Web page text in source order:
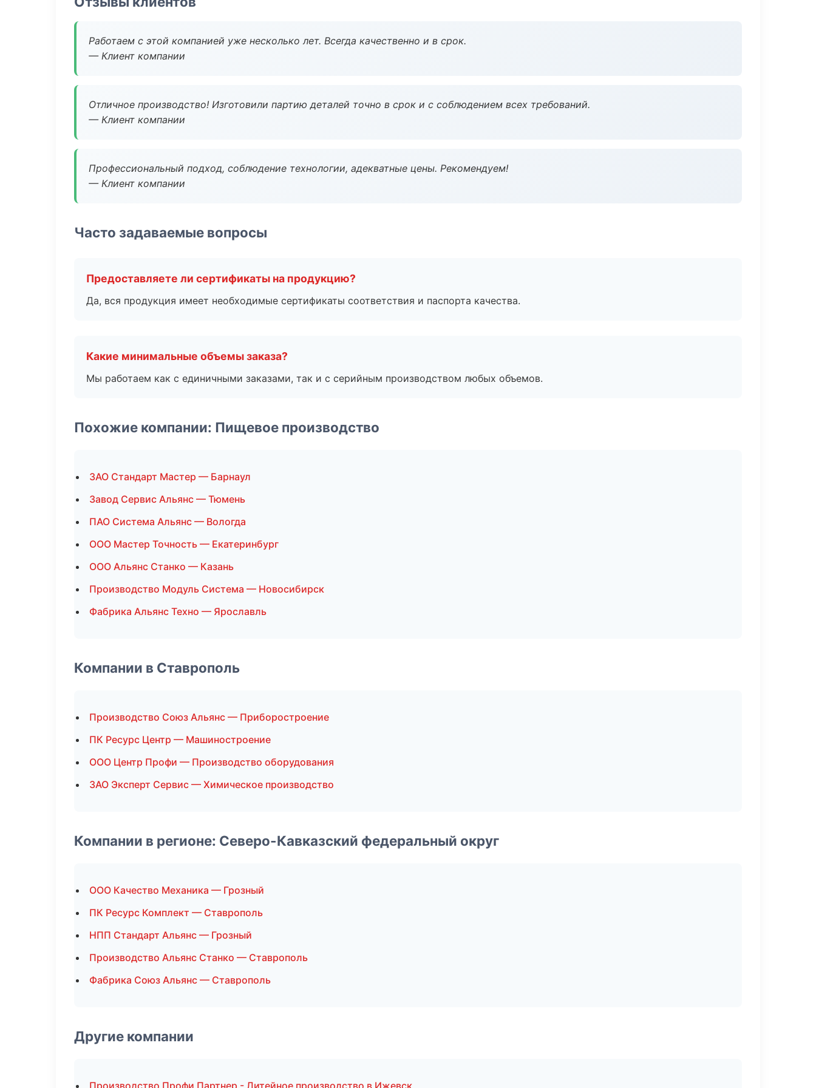
Работаем с этой компанией уже несколько лет. Всегда качественно и в срок.
— Клиент компании
Отличное производство! Изготовили партию деталей точно в срок и с соблюдением всех требований.
— Клиент компании
Профессиональный подход, соблюдение технологии, адекватные цены. Рекомендуем!
— Клиент компании
Часто задаваемые вопросы
Предоставляете ли сертификаты на продукцию?
Да, вся продукция имеет необходимые сертификаты соответствия и паспорта качества.
Какие минимальные объемы заказа?
Мы работаем как с единичными заказами, так и с серийным производством любых объемов.
Похожие компании: Пищевое производство
ЗАО Стандарт Мастер — Барнаул
Завод Сервис Альянс — Тюмень
ПАО Система Альянс — Вологда
ООО Мастер Точность — Екатеринбург
ООО Альянс Станко — Казань
Производство Модуль Система — Новосибирск
Фабрика Альянс Техно — Ярославль
Компании в Ставрополь
Производство Союз Альянс — Приборостроение
ПК Ресурс Центр — Машиностроение
ООО Центр Профи — Производство оборудования
ЗАО Эксперт Сервис — Химическое производство
Компании в регионе: Северо-Кавказский федеральный округ
ООО Качество Механика — Грозный
ПК Ресурс Комплект — Ставрополь
НПП Стандарт Альянс — Грозный
Производство Альянс Станко — Ставрополь
Фабрика Союз Альянс — Ставрополь
Другие компании
Производство Профи Партнер - Литейное производство в Ижевск